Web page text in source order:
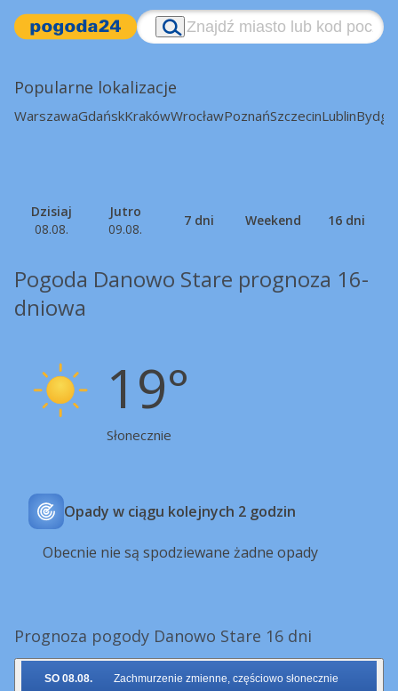
Popularne lokalizacje
WarszawaGdańskKrakówWrocławPoznańSzczecinLublin
Dzisiaj
08.08.
Jutro
09.08.
7 dni Weekend 16 dni
Pogoda Danowo Stare prognoza 16-
dniowa
19°
Słonecznie
Opady w ciągu kolejnych 2 godzin
Obecnie nie są spodziewane żadne opady
Prognoza pogody Danowo Stare 16 dni
SO 08.08. Zachmurzenie zmienne, częściowo słonecznie